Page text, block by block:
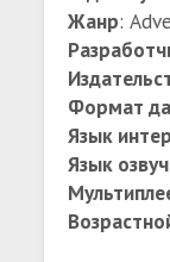
Жанр:
Формат
Язык
Язык